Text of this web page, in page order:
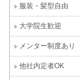
服装・髪型自由
大学院生歓迎
メンター制度あり
他社内定者OK